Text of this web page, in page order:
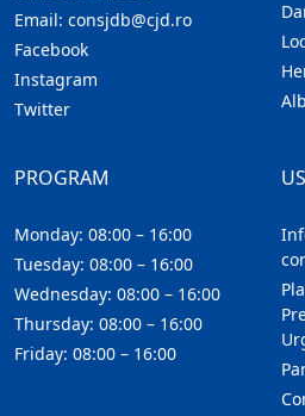
Email: consjdb@cjd.ro
Facebook
Instagram
Twitter
PROGRAM
Monday: 08:00 – 16:00
Tuesday: 08:00 – 16:00
Wednesday: 08:00 – 16:00
Thursday: 08:00 – 16:00
Friday: 08:00 – 16:00